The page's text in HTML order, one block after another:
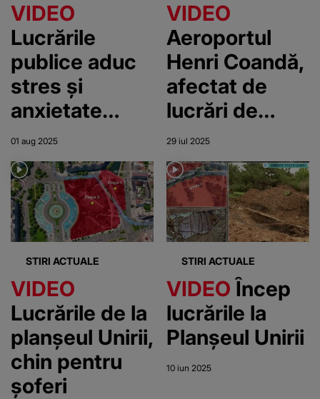
VIDEO
Lucrările
publice aduc
stres și
anxietate
pentru
bucureșteni.
Locuitorii cer
măsuri
urgente
01 aug 2025
VIDEO
Aeroportul
Henri Coandă,
afectat de
lucrări de
reparații.
Întârzieri și
aglomerație în
plin sezon
estival
29 iul 2025
STIRI ACTUALE
VIDEO
Lucrările de la
planșeul Unirii,
chin pentru
șoferi
STIRI ACTUALE
VIDEO Încep
lucrările la
Planșeul Unirii
10 iun 2025